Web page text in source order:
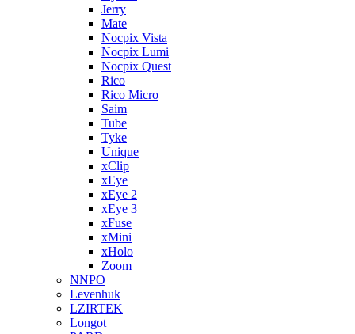
Jerry
Mate
Nocpix Vista
Nocpix Lumi
Nocpix Quest
Rico
Rico Micro
Saim
Tube
Tyke
Unique
xClip
xEye
xEye 2
xEye 3
xFuse
xMini
xHolo
Zoom
NNPO
Levenhuk
LZIRTEK
Longot